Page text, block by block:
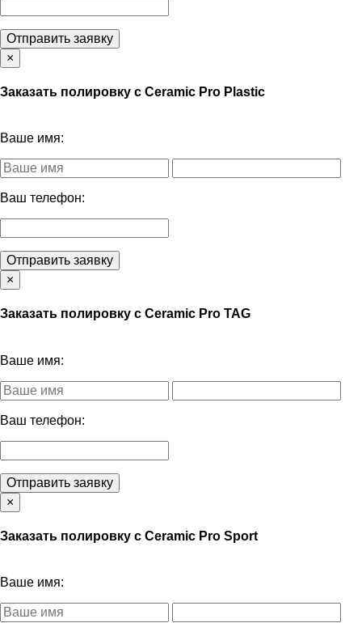
Отправить заявку
×
Заказать полировку с Ceramic Pro Plastic
Ваше имя:
Ваш телефон:
Отправить заявку
×
Заказать полировку с Ceramic Pro TAG
Ваше имя:
Ваш телефон:
Отправить заявку
×
Заказать полировку с Ceramic Pro Sport
Ваше имя: